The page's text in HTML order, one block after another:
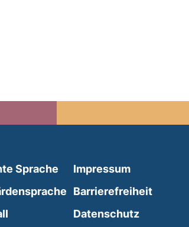
Sprache (external link, opens in a
(external link, opens in
(external link, opens in a new
Impressum
Barrierefreiheit
Datenschutz